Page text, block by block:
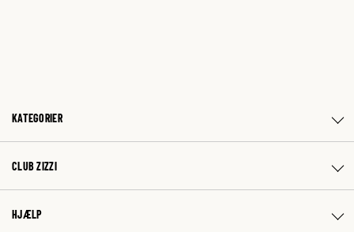
KATEGORIER
CLUB ZIZZI
HJÆLP